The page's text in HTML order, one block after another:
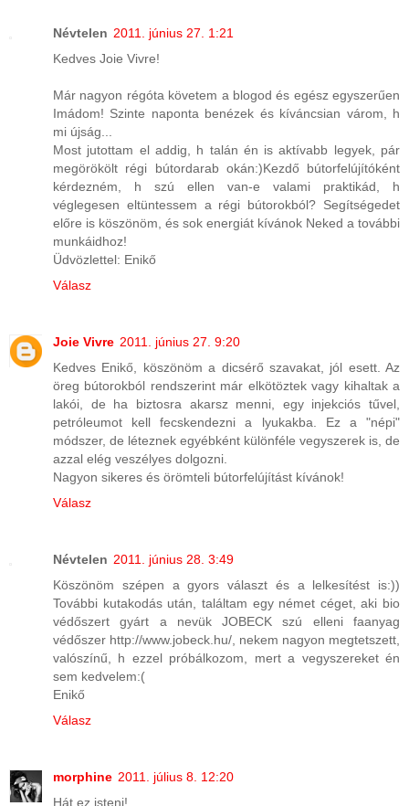
Névtelen 2011. június 27. 1:21
Kedves Joie Vivre!
Már nagyon régóta követem a blogod és egész egyszerűen
Imádom! Szinte naponta benézek és kíváncsian várom, h
mi újság...
Most jutottam el addig, h talán én is aktívabb legyek, pár
megörökölt régi bútordarab okán:)Kezdő bútorfelújítóként
kérdezném, h szú ellen van-e valami praktikád, h
véglegesen eltüntessem a régi bútorokból? Segítségedet
előre is köszönöm, és sok energiát kívánok Neked a további
munkáidhoz!
Üdvözlettel: Enikő
Válasz
Joie Vivre 2011. június 27. 9:20
Kedves Enikő, köszönöm a dicsérő szavakat, jól esett. Az
öreg bútorokból rendszerint már elkötöztek vagy kihaltak a
lakói, de ha biztosra akarsz menni, egy injekciós tűvel,
petróleumot kell fecskendezni a lyukakba. Ez a "népi"
módszer, de léteznek egyébként különféle vegyszerek is, de
azzal elég veszélyes dolgozni.
Nagyon sikeres és örömteli bútorfelújítást kívánok!
Válasz
Névtelen 2011. június 28. 3:49
Köszönöm szépen a gyors választ és a lelkesítést is:))
További kutakodás után, találtam egy német céget, aki bio
védőszert gyárt a nevük JOBECK szú elleni faanyag
védőszer http://www.jobeck.hu/, nekem nagyon megtetszett,
valószínű, h ezzel próbálkozom, mert a vegyszereket én
sem kedvelem:(
Enikő
Válasz
morphine 2011. július 8. 12:20
Hát ez isteni!